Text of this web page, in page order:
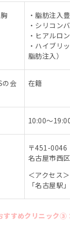
・脂肪注入
・シリコン
・ヒアルロ
・ハイブリ
脂肪注入）
の会
在籍
10:00～
〒451-0046
名古屋市西
＜アクセス＞
「名古屋駅
すすめクリニック③